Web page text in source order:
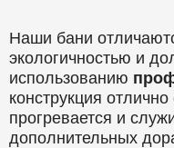
Наши бани
экологичностью и
использованию
конструкция
прогревается и
дополнительных